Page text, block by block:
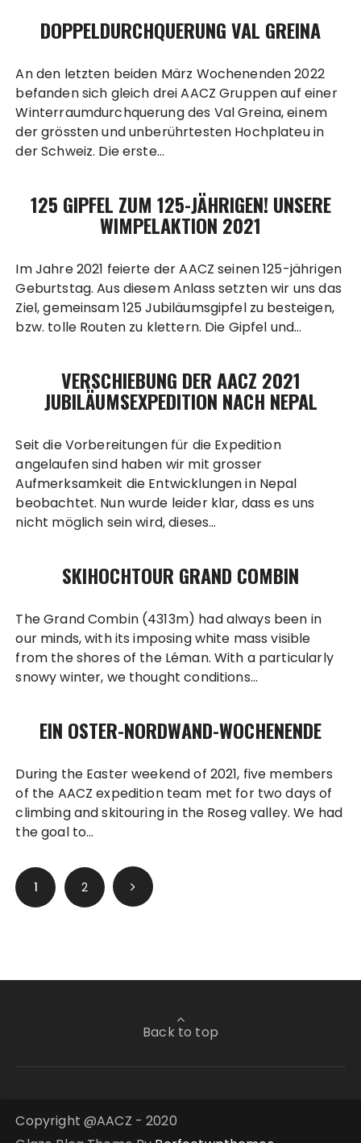
DOPPELDURCHQUERUNG VAL GREINA
An den letzten beiden März Wochenenden 2022
befanden sich gleich drei AACZ Gruppen auf einer
Winterraumdurchquerung des Val Greina, einem
der grössten und unberührtesten Hochplateu in
der Schweiz. Die erste…
125 GIPFEL ZUM 125-JÄHRIGEN! UNSERE
WIMPELAKTION 2021
Im Jahre 2021 feierte der AACZ seinen 125-jährigen
Geburtstag. Aus diesem Anlass setzten wir uns das
Ziel, gemeinsam 125 Jubiläumsgipfel zu besteigen,
bzw. tolle Routen zu klettern. Die Gipfel und…
VERSCHIEBUNG DER AACZ 2021
JUBILÄUMSEXPEDITION NACH NEPAL
Seit die Vorbereitungen für die Expedition
angelaufen sind haben wir mit grosser
Aufmerksamkeit die Entwicklungen in Nepal
beobachtet. Nun wurde leider klar, dass es uns
nicht möglich sein wird, dieses…
SKIHOCHTOUR GRAND COMBIN
The Grand Combin (4313m) had always been in
our minds, with its imposing white mass visible
from the shores of the Léman. With a particularly
snowy winter, we thought conditions…
EIN OSTER-NORDWAND-WOCHENENDE
During the Easter weekend of 2021, five members
of the AACZ expedition team met for two days of
climbing and skitouring in the Roseg valley. We had
the goal to…
Seitennummerierung
der
1 2
Back to top
Copyright @AACZ - 2020